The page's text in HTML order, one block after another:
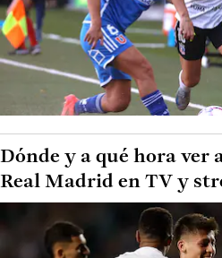
Dónde y a qué hora ver
Real Madrid en TV y